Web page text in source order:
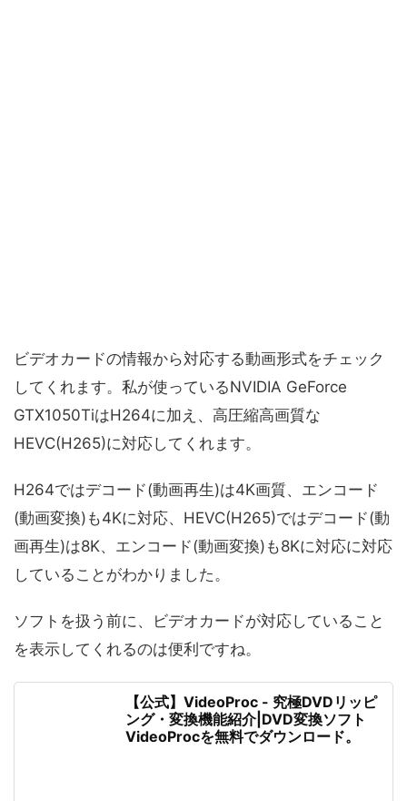
ビデオカードの情報から対応する動画形式をチェック
してくれます。私が使っているNVIDIA GeForce
GTX1050TiはH264に加え、高圧縮高画質な
HEVC(H265)に対応してくれます。
H264ではデコード(動画再生)は4K画質、エンコード
(動画変換)も4Kに対応、HEVC(H265)ではデコード(動
画再生)は8K、エンコード(動画変換)も8Kに対応に対応
していることがわかりました。
ソフトを扱う前に、ビデオカードが対応していること
を表示してくれるのは便利ですね。
【公式】VideoProc - 究極DVDリッピ
ング・変換機能紹介|DVD変換ソフト
VideoProcを無料でダウンロード。